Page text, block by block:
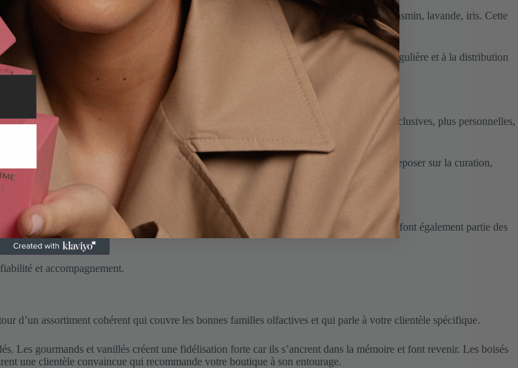
depuis des siècles des essences d’une qualité reconnue partout dans le monde : rose, jasmin, lavande, iris. Cette
de beaucoup d’autres.
distribué massivement, au premium élaboré avec soin, jusqu’au niche à l’identité singulière et à la distribution
de clientèle distinct.
lassent des grandes marques qu’on retrouve partout. Ils cherchent des références plus exclusives, plus personnelles,
confidentielles, leur modèle repose sur le volume et la notoriété. Le vôtre peut reposer sur la curation,
partenaire grossiste.
concept stores, les boutiques cadeaux haut de gamme et les e-commerçants spécialisés font également partie des
et accompagnement.
d’un assortiment cohérent qui couvre les bonnes familles olfactives et qui parle à votre clientèle spécifique.
Les gourmands et vanillés créent une fidélisation forte car ils s’ancrent dans la mémoire et font revenir. Les boisés
une clientèle convaincue qui recommande votre boutique à son entourage.